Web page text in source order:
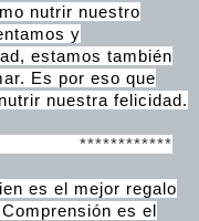
nutrir nuestro
y
estamos también
Es por eso que
nuestra felicidad.
es el mejor regalo
es el